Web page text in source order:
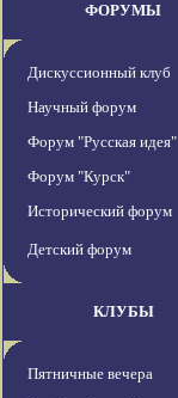
ФОРУМЫ
Дискуссионный клуб
Научный форум
Форум "Русская идея"
Форум "Курск"
Исторический форум
Детский форум
КЛУБЫ
Пятничные вечера